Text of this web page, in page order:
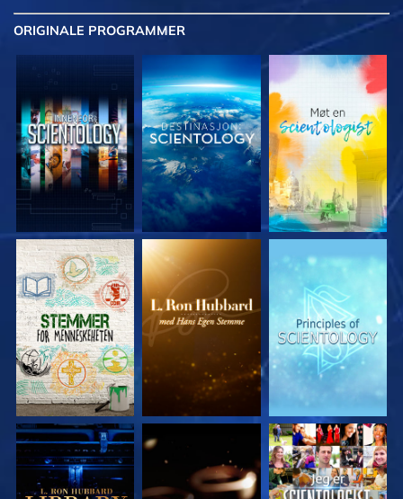
ORIGINALE PROGRAMMER
UTFORSK SERIEN UTFORSK SERIEN UTFORSK SERIEN
UTFORSK SERIEN UTFORSK SERIEN SE